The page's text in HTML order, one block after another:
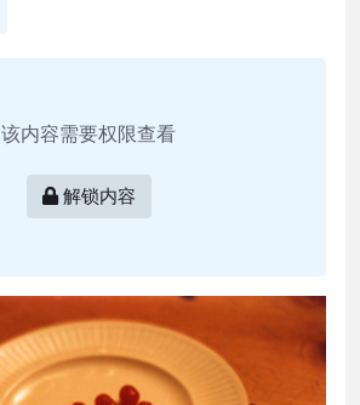
该内容需要权限查看
解锁内容